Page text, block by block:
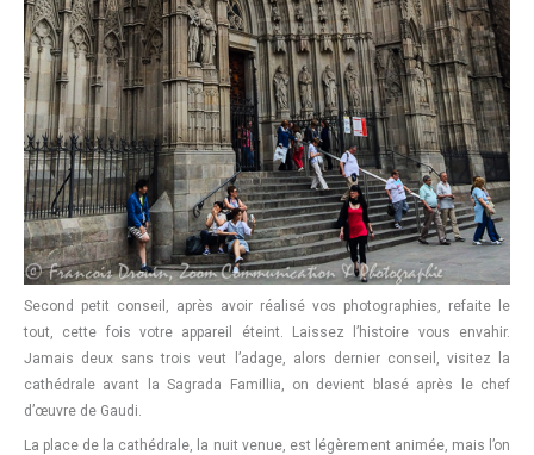
Second petit conseil, après avoir réalisé vos photographies, refaite le
tout, cette fois votre appareil éteint. Laissez l’histoire vous envahir.
Jamais deux sans trois veut l’adage, alors dernier conseil, visitez la
cathédrale avant la Sagrada Famillia, on devient blasé après le chef
d’œuvre de Gaudi.
La place de la cathédrale, la nuit venue, est légèrement animée, mais l’on